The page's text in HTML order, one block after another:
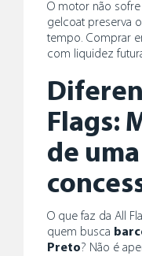
Assessoria Náutica –
O motor não
gelcoat preserva
tempo. Comprar
com liquidez
Flags:
de uma
O que faz da All
quem busca
Preto? Não é